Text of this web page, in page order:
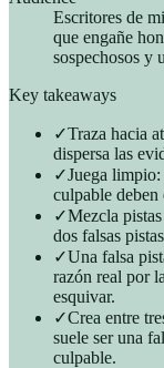
Escritores de
que engañe
sospechosos y
Key takeaways
✓Traza hacia
dispersa las
✓Juega limpio:
culpable
✓Mezcla
dos falsas
✓Una falsa
razón real por
esquivar.
✓Crea entre
suele ser una
culpable.